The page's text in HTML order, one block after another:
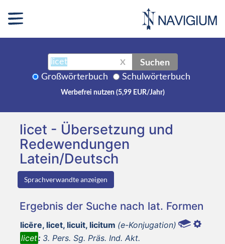
X Suchen
Großwörterbuch Schulwörterbuch
Werbefrei nutzen (5,99 EUR/Jahr)
licet - Übersetzung und
Redewendungen
Latein/Deutsch
Sprachverwandte anzeigen
Ergebnis der Suche nach lat. Formen
licēre, licet, licuit, licitum (e-Konjugation)
licet: 3. Pers. Sg. Präs. Ind. Akt.